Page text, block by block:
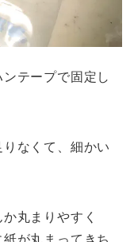
テープで固定し
なくて、細かい
丸まりやすく
が丸まってきち